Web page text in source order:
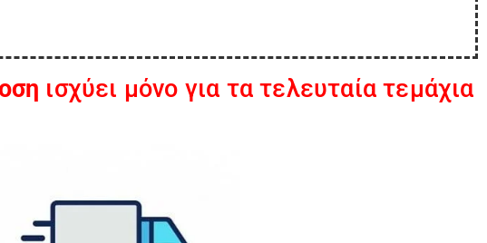
ισχύει μόνο για τα τελευταία τεμάχια